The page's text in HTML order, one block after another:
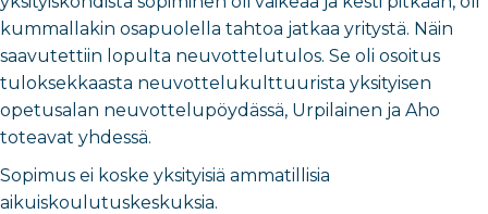
kummallakin osapuolella tahtoa jatkaa yritystä. Näin
saavutettiin lopulta neuvottelutulos. Se oli osoitus
tuloksekkaasta neuvottelukulttuurista yksityisen
opetusalan neuvottelupöydässä, Urpilainen ja Aho
toteavat yhdessä.
Sopimus ei koske yksityisiä ammatillisia
aikuiskoulutuskeskuksia.